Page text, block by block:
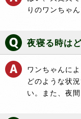
りのワンちゃ
夜寝る時は
ワンちゃんに
どのような状
い。また、夜